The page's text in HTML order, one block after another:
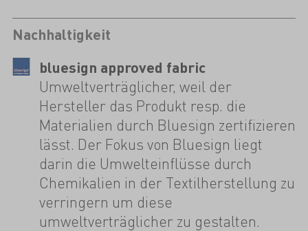
Nachhaltigkeit
bluesign approved fabric
Umweltverträglicher, weil der
Hersteller das Produkt resp. die
Materialien durch Bluesign zertifizieren
lässt. Der Fokus von Bluesign liegt
darin die Umwelteinflüsse durch
Chemikalien in der Textilherstellung zu
verringern um diese
umweltverträglicher zu gestalten.